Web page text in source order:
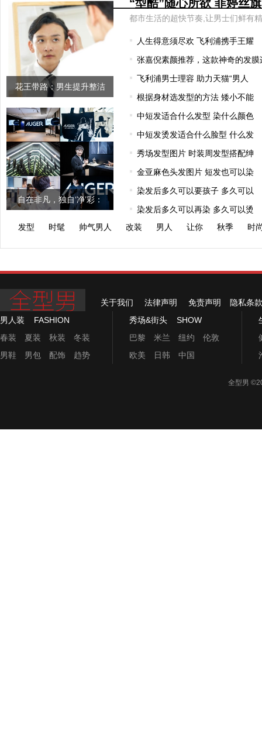
花王带路：男生提升整洁
感、改善形
自在非凡，独自‘净’彩：
人生得意须尽欢 飞利浦携手王耀
张嘉倪素颜推荐，这款神奇的发膜
飞利浦男士理容 助力天猫“男人
根据身材选发型的方法 矮小不能
中短发适合什么发型 染什么颜色
中短发烫发适合什么脸型 什么发
秀场发型图片 时装周发型搭配绅
金亚麻色头发图片 短发也可以染
染发后多久可以要孩子 多久可以
染发后多久可以再染 多久可以烫
发型
时髦 帅气男人 改装 男人 让你 秋季 时
关于我们 法律声明 免责声明
隐私条款
男人装 FASHION
春装
夏装 秋装
冬装
男鞋
男包 配饰 趋势
秀场&街头 SHOW
巴黎
米兰 纽约
伦敦
欧美
日韩 中国
全型男